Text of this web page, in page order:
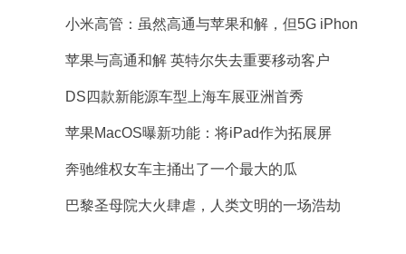
小米高管：虽然高通与苹果和解，但5G iPhon
苹果与高通和解 英特尔失去重要移动客户
DS四款新能源车型上海车展亚洲首秀
苹果MacOS曝新功能：将iPad作为拓展屏
奔驰维权女车主捅出了一个最大的瓜
巴黎圣母院大火肆虐，人类文明的一场浩劫